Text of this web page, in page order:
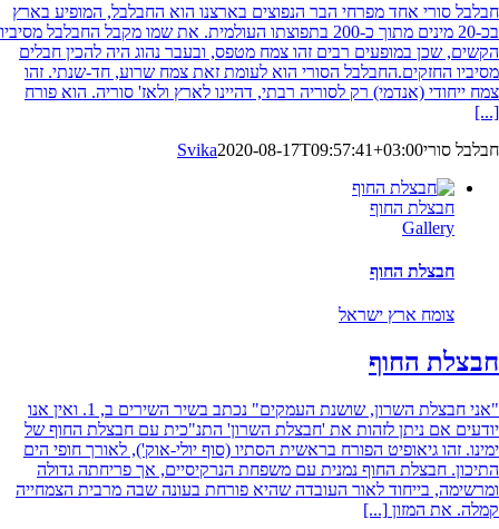
חבלבל סורי אחד מפרחי הבר הנפוצים בארצנו הוא החבלבל, המופיע בארץ
בכ-20 מינים מתוך כ-200 בתפוצתו העולמית. את שמו מקבל החבלבל מסיביו
הקשים, שכן במופעים רבים זהו צמח מטפס, ובעבר נהוג היה להכין חבלים
מסיביו החזקים.החבלבל הסורי הוא לעומת זאת צמח שרוע, חד-שנתי. זהו
צמח ייחודי (אנדמי) רק לסוריה רבתי, דהיינו לארץ ולאז' סוריה. הוא פורח
[...]
חבלבל סורי
Svika2020-08-17T09:57:41+03:00
חבצלת החוף
Gallery
חבצלת החוף
צומח ארץ ישראל
חבצלת החוף
"אני חבצלת השרון, שושנת העמקים" נכתב בשיר השירים ב, 1. ואין אנו
יודעים אם ניתן לזהות את 'חבצלת השרון' התנ"כית עם חבצלת החוף של
ימינו. זהו גיאופיט הפורח בראשית הסתיו (סוף יולי-אוק'), לאורך חופי הים
התיכון. חבצלת החוף נמנית עם משפחת הנרקיסיים, אך פריחתה גדולה
ומרשימה, בייחוד לאור העובדה שהיא פורחת בעונה שבה מרבית הצמחייה
קמלה. את המזון [...]